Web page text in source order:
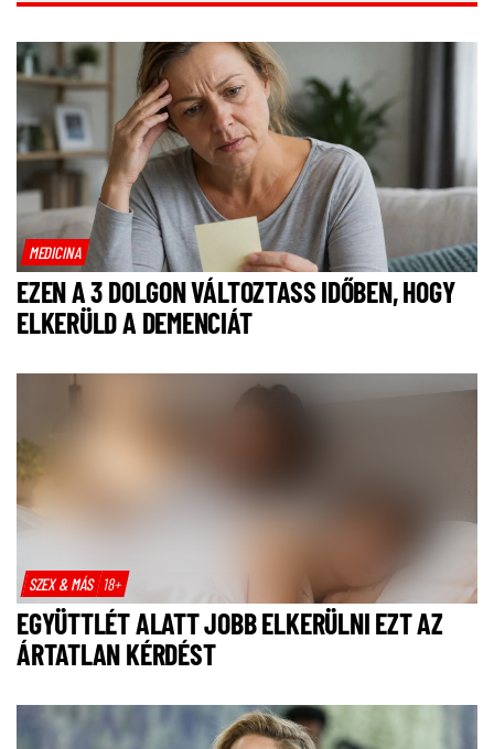
MEDICINA
EZEN A 3 DOLGON VÁLTOZTASS IDŐBEN, HOGY
ELKERÜLD A DEMENCIÁT
SZEX & MÁS 18+
EGYÜTTLÉT ALATT JOBB ELKERÜLNI EZT AZ
ÁRTATLAN KÉRDÉST